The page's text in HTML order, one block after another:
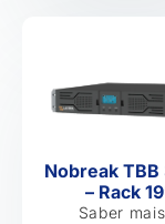
Nobreak TBB
– Rack
Saber mais